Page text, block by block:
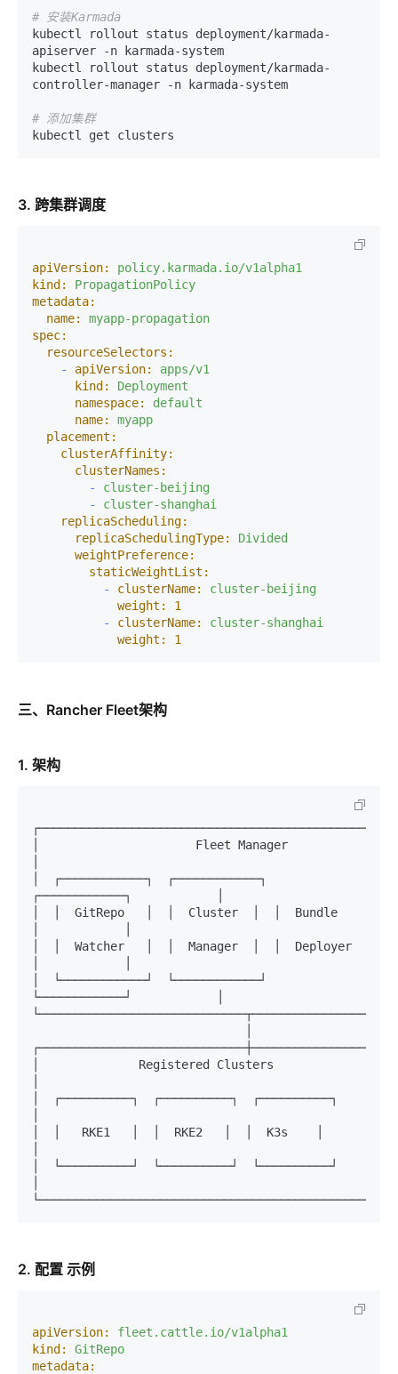
# 安装Karmada
kubectl rollout status deployment/karmada-
apiserver -n karmada-system
kubectl rollout status deployment/karmada-
controller-manager -n karmada-system
# 添加集群
3. 跨集群调度
apiVersion:
policy.karmada.io/v1alpha1
kind:
PropagationPolicy
metadata:
name:
myapp-propagation
spec:
resourceSelectors:
-
apiVersion:
apps/v1
kind:
Deployment
namespace:
default
name:
myapp
placement:
clusterAffinity:
clusterNames:
-
cluster-beijing
-
cluster-shanghai
replicaScheduling:
replicaSchedulingType:
Divided
weightPreference:
staticWeightList:
-
clusterName:
cluster-beijing
weight:
1
-
clusterName:
cluster-shanghai
weight:
1
三、Rancher Fleet架构
1. 架构
│                      Fleet Manager
│  ┌────────────┐  ┌────────────┐
┌────────────┐            │
│  │  GitRepo   │  │  Cluster  │  │  Bundle
│  │  Watcher   │  │  Manager  │  │  Deployer
│  └────────────┘  └────────────┘
└────────────┘            │
│              Registered Clusters
│  ┌──────────┐  ┌──────────┐  ┌──────────┐
│  │   RKE1   │  │  RKE2   │  │  K3s    │
│  └──────────┘  └──────────┘  └──────────┘
2. 配置 示例
apiVersion:
fleet.cattle.io/v1alpha1
kind:
GitRepo
metadata: